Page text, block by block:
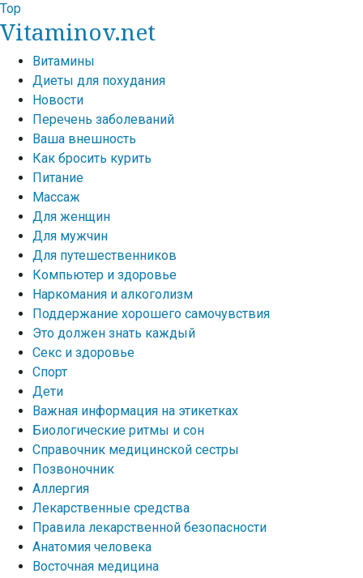
Top
Vitaminov.net
Витамины
Диеты для похудания
Новости
Перечень заболеваний
Ваша внешность
Как бросить курить
Питание
Массаж
Для женщин
Для мужчин
Для путешественников
Компьютер и здоровье
Наркомания и алкоголизм
Поддержание хорошего самочувствия
Это должен знать каждый
Секс и здоровье
Спорт
Дети
Важная информация на этикетках
Биологические ритмы и сон
Справочник медицинской сестры
Позвоночник
Аллергия
Лекарственные средства
Правила лекарственной безопасности
Aнатомия человека
Восточная медицина